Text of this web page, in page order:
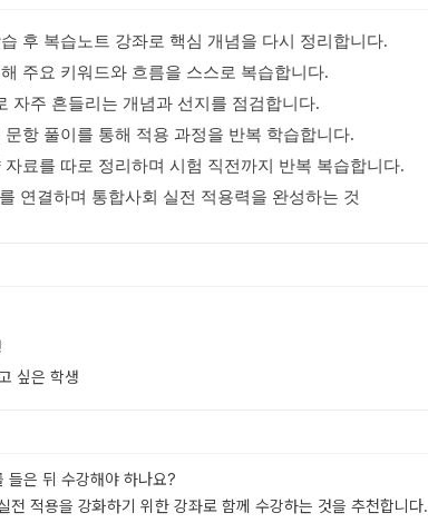
후 복습노트 강좌로 핵심 개념을 다시 정리합니다.
주요 키워드와 흐름을 스스로 복습합니다.
자주 흔들리는 개념과 선지를 점검합니다.
문항 풀이를 통해 적용 과정을 반복 학습합니다.
자료를 따로 정리하며 시험 직전까지 반복 복습합니다.
연결하며 통합사회 실전 적용력을 완성하는 것
싶은 학생
들은 뒤 수강해야 하나요?
전 적용을 강화하기 위한 강좌로 함께 수강하는 것을 추천합니다.